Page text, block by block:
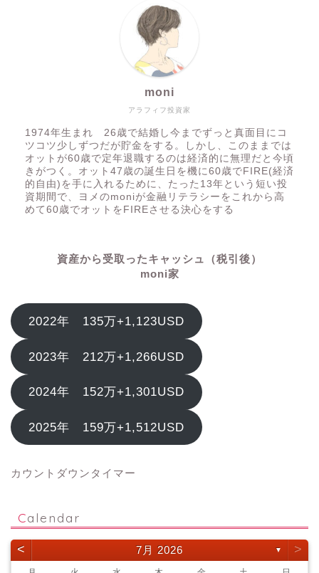
アラフィフ投資家
moni
1974年生まれ 26歳で結婚し今までずっと真面目にコ
ツコツ少しずつだが貯金をする。しかし、このままでは
オットが60歳で定年退職するのは経済的に無理だと今頃
きがつく。オット47歳の誕生日を機に60歳でFIRE(経済
的自由)を手に入れるために、たった13年という短い投
資期間で、ヨメのmoniが金融リテラシーをこれから高
めて60歳でオットをFIREさせる決心をする
資産から受取ったキャッシュ（税引後）
moni家
2022年 135万+1,123USD
2023年 212万+1,266USD
2024年 152万+1,301USD
2025年 159万+1,512USD
カウントダウンタイマー
Calendar
< 7月 2026 ▼ >